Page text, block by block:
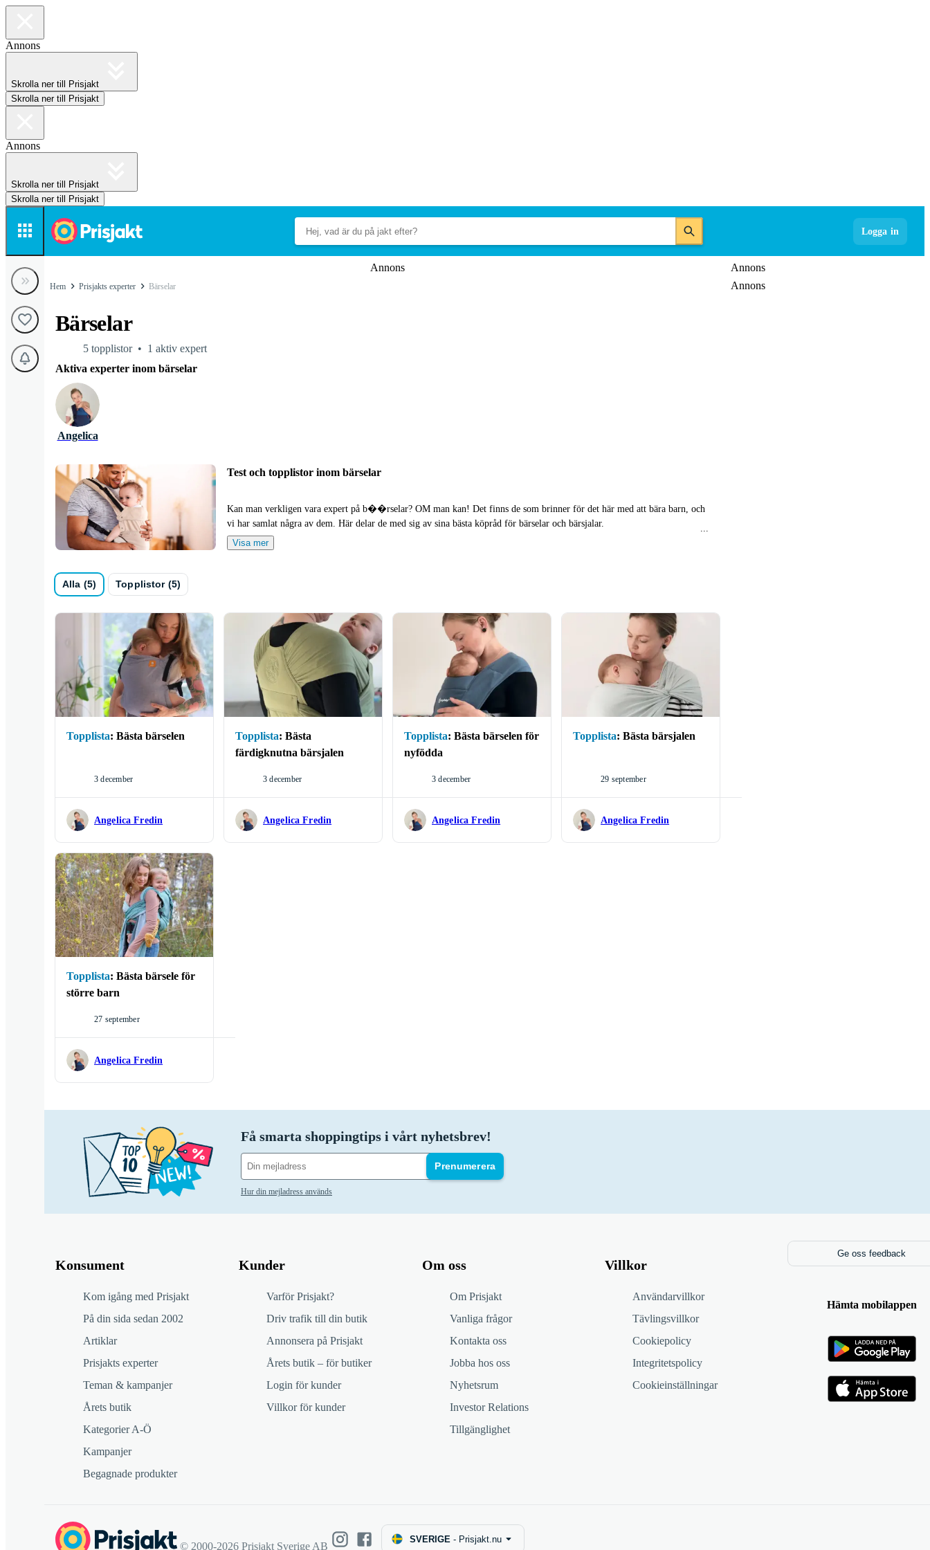
Annons
Skrolla ner till Prisjakt
Skrolla ner till Prisjakt
Annons
Skrolla ner till Prisjakt
Skrolla ner till Prisjakt
Logga in
Annons
Annons
Annons
Hem Prisjakts experter Bärselar
Bärselar
5 topplistor
1 aktiv expert
Aktiva experter inom bärselar
Angelica
Test och topplistor inom bärselar
Kan man verkligen vara expert på b��rselar? OM man kan! Det finns de som brinner för det här med att bära barn, och
vi har samlat några av dem. Här delar de med sig av sina bästa köpråd för bärselar och bärsjalar.
Alla experter är väl insatta inom sitt område och har ofta testat flera av produkterna de rekommenderar, även om
baserat på expertens egen erfarenhet eller research. Vi har bland annat vår expert Clara, som inte bara är en
barnvagnsnörd, utan även har avverkat en hel del bärselar. Hon föredrar ergonomiska bärselar, och i sin topplista bjuder
hon på en presentation av fyra personliga favoriter.
Välkommen in till en lite nördigare värld av bärselar och bärsjalar där du förhoppningsvis kan hitta rätt bärdon för just
Visa mer
Alla (5) Topplistor (5)
Topplista: Bästa bärselen
3 december
Angelica Fredin
Topplista: Bästa
färdigknutna bärsjalen
3 december
Angelica Fredin
Topplista: Bästa bärselen för
nyfödda
3 december
Angelica Fredin
Topplista: Bästa bärsjalen
29 september
Angelica Fredin
Topplista: Bästa bärsele för
större barn
27 september
Angelica Fredin
Få smarta shoppingtips i vårt nyhetsbrev!
Prenumerera
Hur din mejladress används
Konsument
Kom igång med Prisjakt
På din sida sedan 2002
Artiklar
Prisjakts experter
Teman & kampanjer
Årets butik
Kategorier A-Ö
Kampanjer
Begagnade produkter
Kunder
Varför Prisjakt?
Driv trafik till din butik
Annonsera på Prisjakt
Årets butik – för butiker
Login för kunder
Villkor för kunder
Om oss
Om Prisjakt
Vanliga frågor
Kontakta oss
Jobba hos oss
Nyhetsrum
Investor Relations
Tillgänglighet
Villkor
Användarvillkor
Tävlingsvillkor
Cookiepolicy
Integritetspolicy
Cookieinställningar
Ge oss feedback
Hämta mobilappen
© 2000-2026 Prisjakt Sverige AB
SVERIGE - Prisjakt.nu